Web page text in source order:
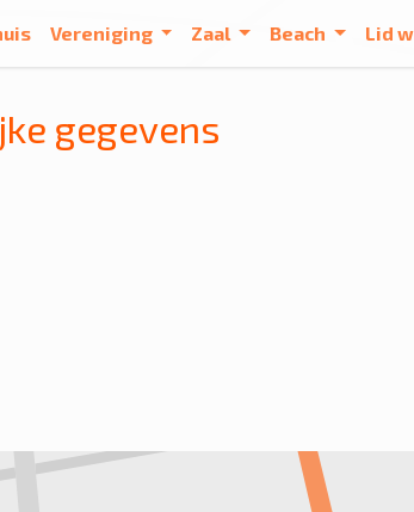
Vereniging Zaal Beach Lid
gegevens